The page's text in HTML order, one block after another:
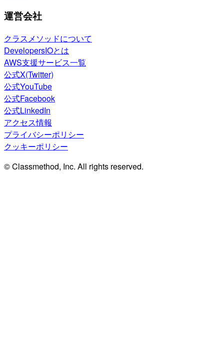
運営会社
クラスメソッドについて
DevelopersIOとは
AWS支援サービス一覧
公式X(Twitter)
公式YouTube
公式Facebook
公式LinkedIn
アクセス情報
プライバシーポリシー
クッキーポリシー
© Classmethod, Inc. All rights reserved.